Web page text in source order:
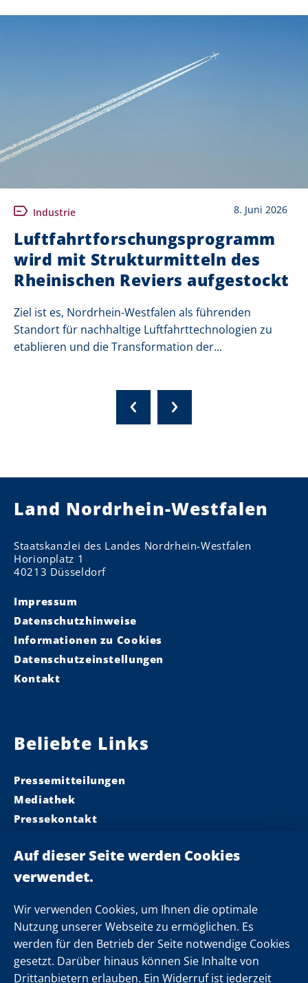
Wir verwenden Cookies, um Ihnen die optimale
Nutzung unserer Webseite zu ermöglichen. Es
werden für den Betrieb der Seite notwendige Cookies
gesetzt. Darüber hinaus können Sie Inhalte von
Drittanbietern erlauben. Ein Widerruf ist jederzeit
Industrie 8. Juni 2026
Luftfahrtforschungsprogramm
wird mit Strukturmitteln des
Rheinischen Reviers aufgestockt
Ziel ist es, Nordrhein-Westfalen als führenden
Standort für nachhaltige Luftfahrttechnologien zu
etablieren und die Transformation der...
Land Nordrhein-Westfalen
Staatskanzlei des Landes Nordrhein-Westfalen
Horionplatz 1
40213 Düsseldorf
Impressum
Datenschutzhinweise
Informationen zu Cookies
Datenschutzeinstellungen
Kontakt
Beliebte Links
Pressemitteilungen
Mediathek
Pressekontakt
Landeskabinett
Einsamkeit
Folgen Sie uns